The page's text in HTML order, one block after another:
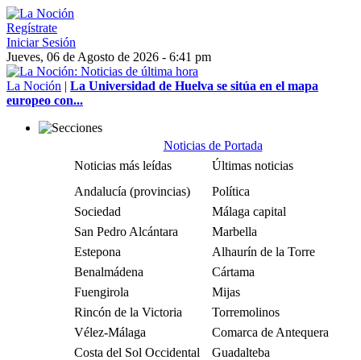
Regístrate
Iniciar Sesión
Jueves, 06 de Agosto de 2026 - 6:41 pm
La Noción | La Universidad de Huelva se sitúa en el mapa
europeo con...
Noticias de Portada
Noticias más leídas
Últimas noticias
Andalucía (provincias)
Política
Sociedad
Málaga capital
San Pedro Alcántara
Marbella
Estepona
Alhaurín de la Torre
Benalmádena
Cártama
Fuengirola
Mijas
Rincón de la Victoria
Torremolinos
Vélez-Málaga
Comarca de Antequera
Costa del Sol Occidental
Guadalteba